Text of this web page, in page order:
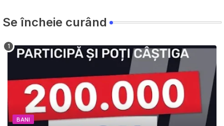
Se încheie curând
BANI